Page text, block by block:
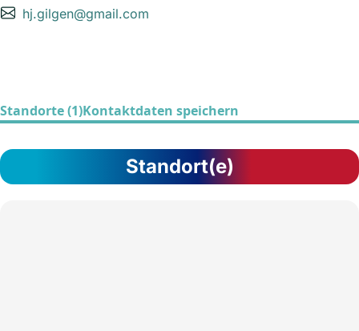
hj.gilgen@gmail.com
Standorte (1)Kontaktdaten speichern
Standort(e)